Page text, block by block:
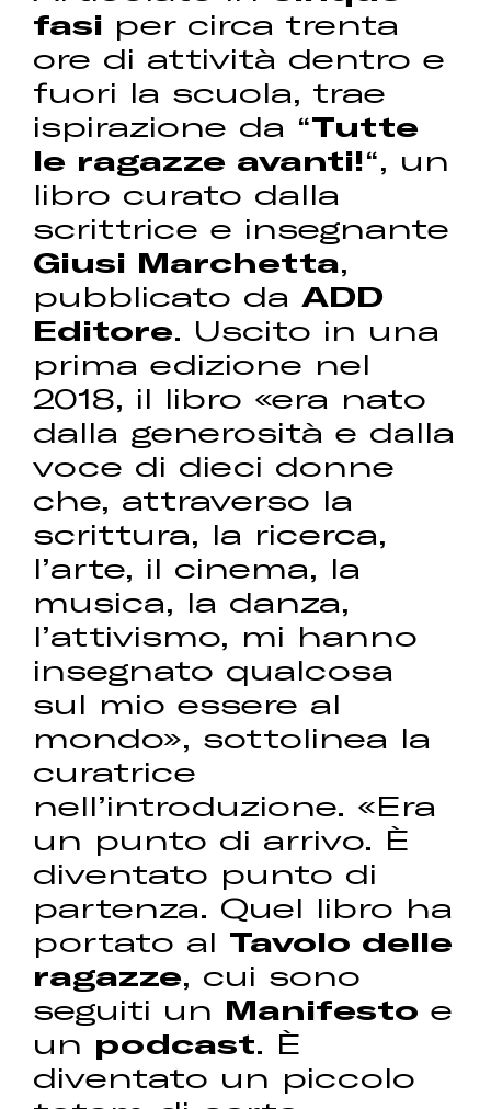
fasi per circa trenta
ore di attività dentro e
fuori la scuola, trae
ispirazione da “Tutte
le ragazze avanti!“, un
libro curato dalla
scrittrice e insegnante
Giusi Marchetta,
pubblicato da ADD
Editore. Uscito in una
prima edizione nel
2018, il libro «era nato
dalla generosità e dalla
voce di dieci donne
che, attraverso la
scrittura, la ricerca,
l’arte, il cinema, la
musica, la danza,
l’attivismo, mi hanno
insegnato qualcosa
sul mio essere al
mondo», sottolinea la
curatrice
nell’introduzione. «Era
un punto di arrivo. È
diventato punto di
partenza. Quel libro ha
portato al Tavolo delle
ragazze, cui sono
seguiti un Manifesto e
un podcast. È
diventato un piccolo